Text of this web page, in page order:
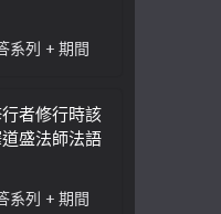
系列 + 期間
行者修行時該
盛法師法語
系列 + 期間